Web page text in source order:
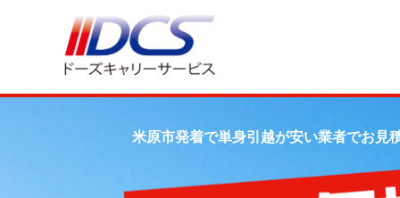
米原市発着で単身引越が安い業者でお見